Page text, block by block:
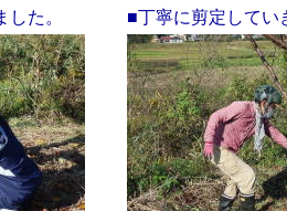
た。 ■丁寧に剪定してい